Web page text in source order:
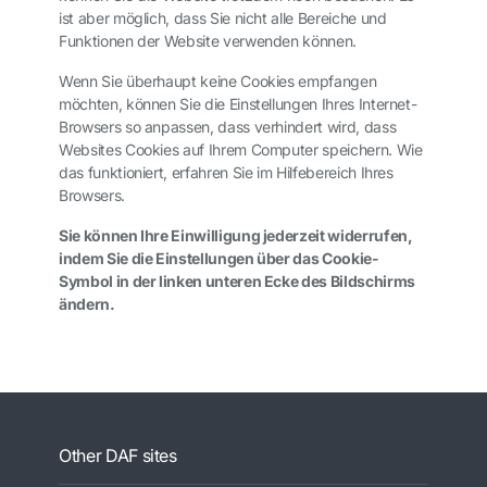
ist aber möglich, dass Sie nicht alle Bereiche und
Funktionen der Website verwenden können.
Wenn Sie überhaupt keine Cookies empfangen
möchten, können Sie die Einstellungen Ihres Internet-
Browsers so anpassen, dass verhindert wird, dass
Websites Cookies auf Ihrem Computer speichern. Wie
das funktioniert, erfahren Sie im Hilfebereich Ihres
Browsers.
Sie können Ihre Einwilligung jederzeit widerrufen,
indem Sie die Einstellungen über das Cookie-
Symbol in der linken unteren Ecke des Bildschirms
ändern.
Other DAF sites